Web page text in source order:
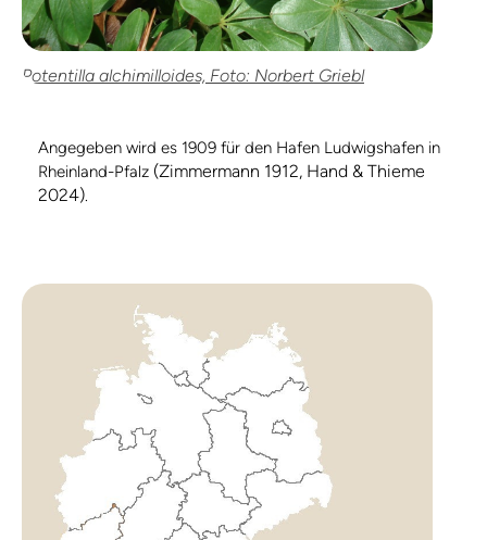
Potentilla alchimilloides, Foto: Norbert Griebl
Angegeben wird es 1909 für den Hafen Ludwigshafen in
Rheinland-Pfalz (Zimmermann 1912, Hand & Thieme
2024).